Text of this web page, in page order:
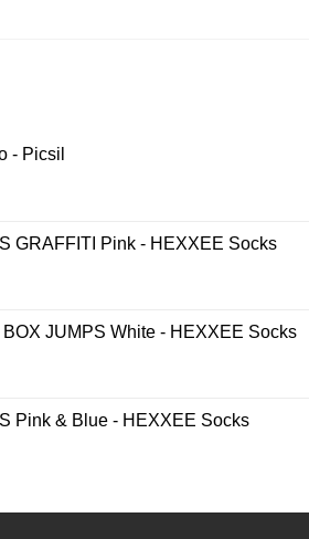
- Picsil
GRAFFITI Pink - HEXXEE Socks
JUMPS White - HEXXEE Socks
Pink & Blue - HEXXEE Socks